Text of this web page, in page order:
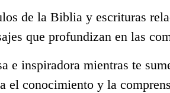
de la Biblia y escrituras
que profundizan en las
e inspiradora mientras te
el conocimiento y la